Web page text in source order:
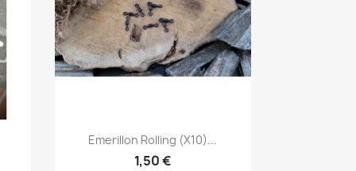
Aperçu rapide
Emerillon Rolling (x10)...
1,50 €